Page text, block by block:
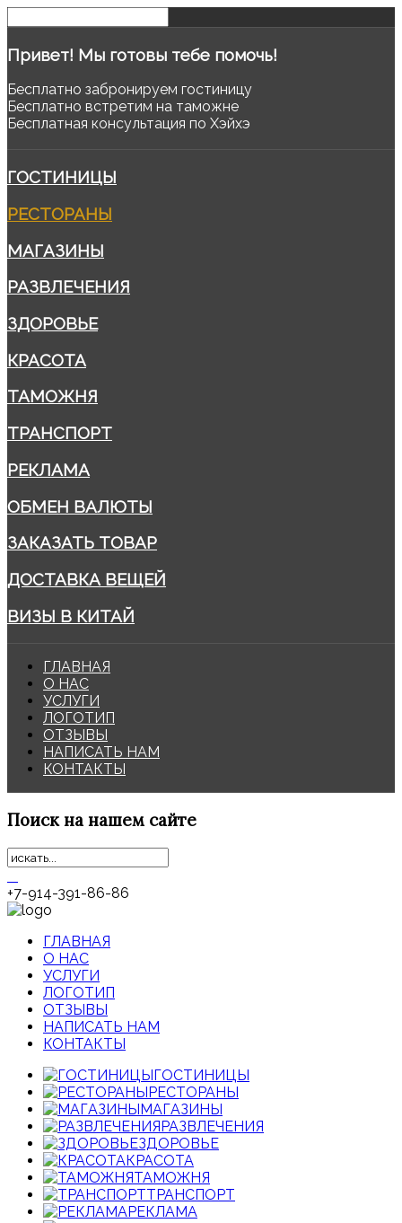
Привет! Мы готовы тебе помочь!
Бесплатно забронируем гостиницу
Бесплатно встретим на таможне
Бесплатная консультация по Хэйхэ
ГОСТИНИЦЫ
РЕСТОРАНЫ
МАГАЗИНЫ
РАЗВЛЕЧЕНИЯ
ЗДОРОВЬЕ
КРАСОТА
ТАМОЖНЯ
ТРАНСПОРТ
РЕКЛАМА
ОБМЕН ВАЛЮТЫ
ЗАКАЗАТЬ ТОВАР
ДОСТАВКА ВЕЩЕЙ
ВИЗЫ В КИТАЙ
ГЛАВНАЯ
О НАС
УСЛУГИ
ЛОГОТИП
ОТЗЫВЫ
НАПИСАТЬ НАМ
КОНТАКТЫ
Поискна нашем сайте
+7-914-391-86-86
ГЛАВНАЯ
О НАС
УСЛУГИ
ЛОГОТИП
ОТЗЫВЫ
НАПИСАТЬ НАМ
КОНТАКТЫ
ГОСТИНИЦЫ
РЕСТОРАНЫ
МАГАЗИНЫ
РАЗВЛЕЧЕНИЯ
ЗДОРОВЬЕ
КРАСОТА
ТАМОЖНЯ
ТРАНСПОРТ
РЕКЛАМА